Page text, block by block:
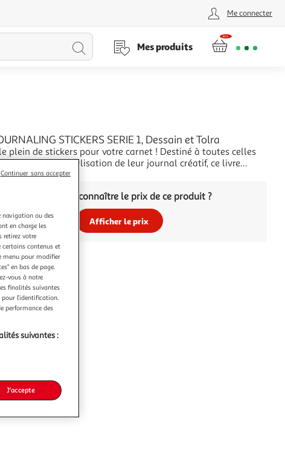
Me connecter
Lancer
Mes produits
STICKERS SERIE 1, Dessain et Tolra
plein de stickers pour votre carnet ! Destiné à toutes celles
dans la réalisation de leur journal créatif, ce livre
un choix varié de stickers en couleurs ou à colorier pour
+
Vous voulez connaître le prix de ce produit ?
Afficher le prix
navigation ou des
en charge les
retirez votre
certains contenus et
menu pour modifier
en bas de page.
vous à notre
finalités suivantes
l’identification.
performance des
suivantes :
J'accepte
Continuer sans accepter